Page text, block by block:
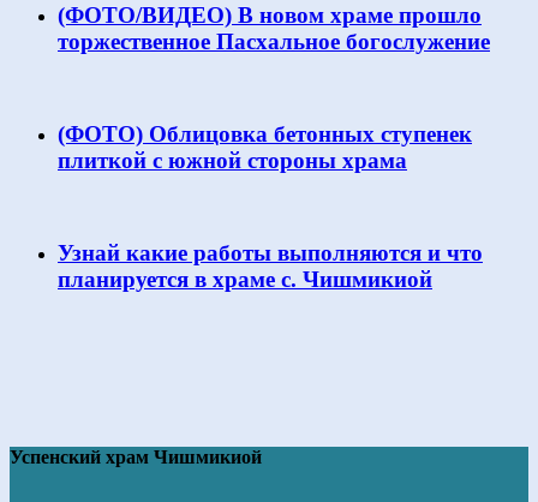
(ФОТО/ВИДЕО) В новом храме прошло
торжественное Пасхальное богослужение
(ФОТО) Облицовка бетонных ступенек
плиткой с южной стороны храма
Узнай какие работы выполняются и что
планируется в храме с. Чишмикиой
Успенский храм Чишмикиой